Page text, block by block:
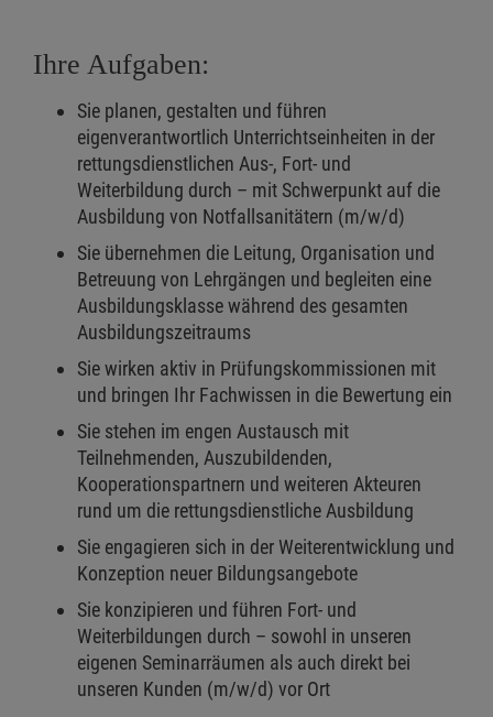
Ihre Aufgaben:
Sie planen, gestalten und führen
eigenverantwortlich Unterrichtseinheiten in der
rettungsdienstlichen Aus-, Fort- und
Weiterbildung durch – mit Schwerpunkt auf die
Ausbildung von Notfallsanitätern (m/w/d)
Sie übernehmen die Leitung, Organisation und
Betreuung von Lehrgängen und begleiten eine
Ausbildungsklasse während des gesamten
Ausbildungszeitraums
Sie wirken aktiv in Prüfungskommissionen mit
und bringen Ihr Fachwissen in die Bewertung ein
Sie stehen im engen Austausch mit
Teilnehmenden, Auszubildenden,
Kooperationspartnern und weiteren Akteuren
rund um die rettungsdienstliche Ausbildung
Sie engagieren sich in der Weiterentwicklung und
Konzeption neuer Bildungsangebote
Sie konzipieren und führen Fort- und
Weiterbildungen durch – sowohl in unseren
eigenen Seminarräumen als auch direkt bei
unseren Kunden (m/w/d) vor Ort